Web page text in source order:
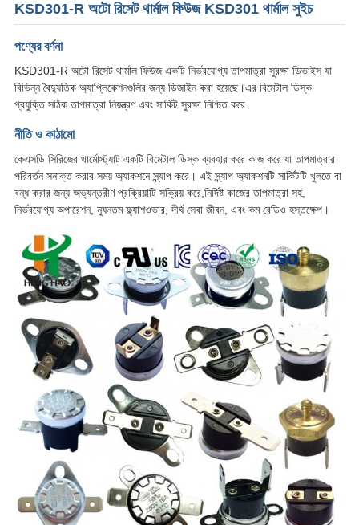
KSD301-R অটো রিসেট থার্মাল ফিউজ KSD301 থার্মাল সুইচ
পণ্যের বর্ণনা
KSD301-R অটো রিসেট থার্মাল ফিউজ একটি নির্ভরযোগ্য তাপমাত্রা সুরক্ষা ডিভাইস যা
বিভিন্ন বৈদ্যুতিক অ্যাপ্লিকেশনগুলির জন্য ডিজাইন করা হয়েছে।এর বিমেটাল ডিস্ক
প্রযুক্তি সঠিক তাপমাত্রা নিয়ন্ত্রণ এবং সার্কিট সুরক্ষা নিশ্চিত করে.
নীতি ও কাঠামো
কেএসডি সিরিজের থার্মোস্ট্যাট একটি বিমেটাল ডিস্ক ব্যবহার করে কাজ করে যা তাপমাত্রার
পরিবর্তন সনাক্ত করার সময় অ্যাকশনে স্ন্যাপ করে। এই স্ন্যাপ অ্যাকশনটি সার্কিটটি খুলতে বা
বন্ধ করার জন্য অভ্যন্তরীণ প্রক্রিয়াটি সক্রিয় করে,নির্দিষ্ট কাজের তাপমাত্রা সহ,
নির্ভরযোগ্য অপারেশন, ন্যূনতম ফ্ল্যাশওভার, দীর্ঘ সেবা জীবন, এবং কম রেডিও হস্তক্ষেপ।